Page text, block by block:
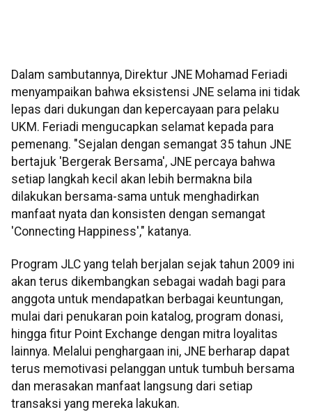
Dalam sambutannya, Direktur JNE Mohamad Feriadi
menyampaikan bahwa eksistensi JNE selama ini tidak
lepas dari dukungan dan kepercayaan para pelaku
UKM. Feriadi mengucapkan selamat kepada para
pemenang. "Sejalan dengan semangat 35 tahun JNE
bertajuk 'Bergerak Bersama', JNE percaya bahwa
setiap langkah kecil akan lebih bermakna bila
dilakukan bersama-sama untuk menghadirkan
manfaat nyata dan konsisten dengan semangat
'Connecting Happiness'," katanya.
Program JLC yang telah berjalan sejak tahun 2009 ini
akan terus dikembangkan sebagai wadah bagi para
anggota untuk mendapatkan berbagai keuntungan,
mulai dari penukaran poin katalog, program donasi,
hingga fitur Point Exchange dengan mitra loyalitas
lainnya. Melalui penghargaan ini, JNE berharap dapat
terus memotivasi pelanggan untuk tumbuh bersama
dan merasakan manfaat langsung dari setiap
transaksi yang mereka lakukan.